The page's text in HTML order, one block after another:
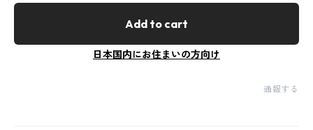
Add to cart
日本国内にお住まいの方向け
通報する